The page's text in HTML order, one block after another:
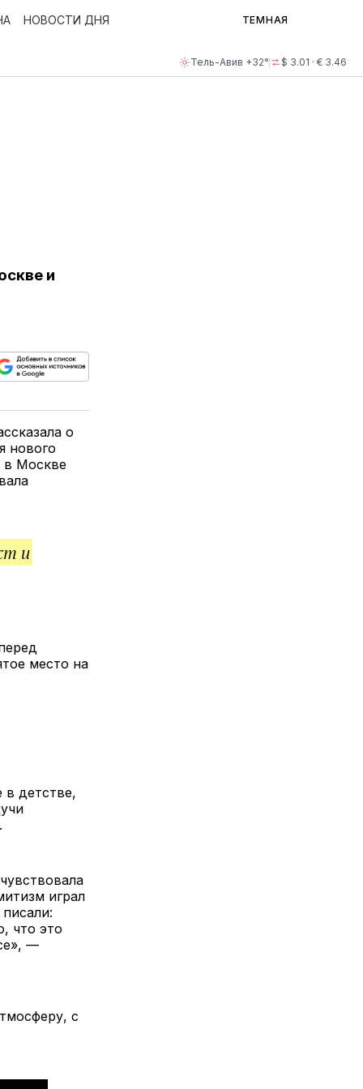
Тель-Авив +32° $ 3.01 · € 3.46
НОВОСТИ ДНЯ ТЕМНАЯ
и
о
нового
в Москве
и
место на
в детстве,
играл
что это
—
с